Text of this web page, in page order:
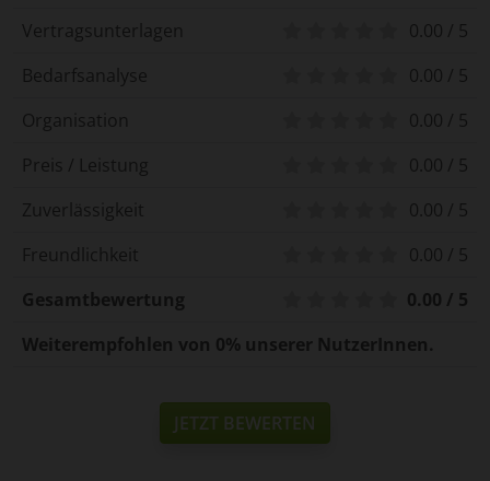
Vertragsunterlagen
0.00 / 5
Bedarfsanalyse
0.00 / 5
Organisation
0.00 / 5
Preis / Leistung
0.00 / 5
Zuverlässigkeit
0.00 / 5
Freundlichkeit
0.00 / 5
Gesamtbewertung
0.00 / 5
Weiterempfohlen von 0% unserer NutzerInnen.
JETZT BEWERTEN